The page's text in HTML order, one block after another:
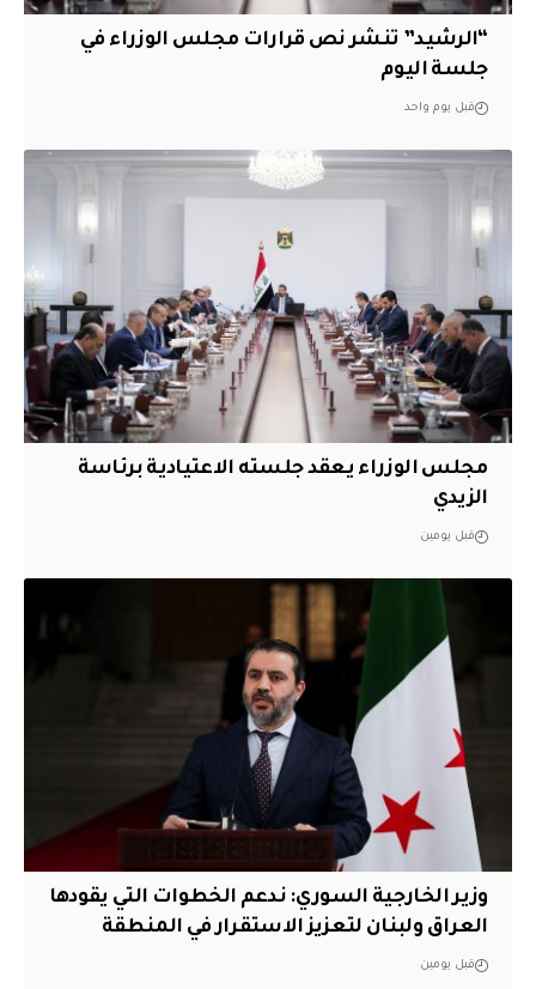
“الرشيد” تنشر نص قرارات مجلس الوزراء في
جلسة اليوم
قبل يوم واحد
مجلس الوزراء يعقد جلسته الاعتيادية برئاسة
الزيدي
قبل يومين
وزير الخارجية السوري: ندعم الخطوات التي يقودها
العراق ولبنان لتعزيز الاستقرار في المنطقة
قبل يومين